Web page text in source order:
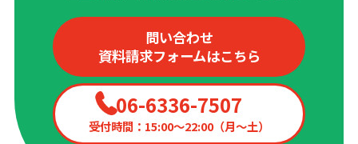
問い合わせ
資料請求フォームはこちら
06-6336-7507
受付時間：15:00〜22:00（月〜土）